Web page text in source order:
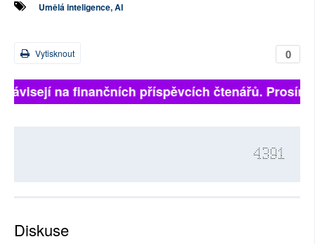
Umělá inteligence, AI
0
Vytisknout
na finančních příspěvcích čtenářů. Prosíme,
4391
Diskuse